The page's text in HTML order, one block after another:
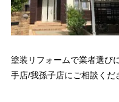
塗装リフォームで業者選び
手店/我孫子店にご相談くだ